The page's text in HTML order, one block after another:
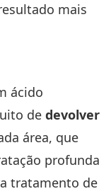
mais
ácido
de devolver
área, que
profunda
tratamento de